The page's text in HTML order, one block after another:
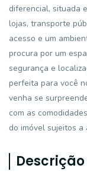
diferencial, situada
lojas, transporte
acesso e um
procura por um
segurança e
perfeita para você
venha se
com as
do imóvel sujeitos a